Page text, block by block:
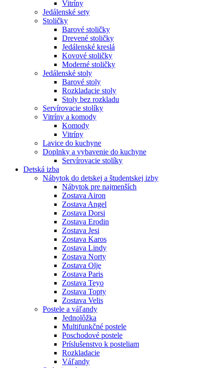
Vitríny
Jedálenské sety
Stoličky
Barové stoličky
Drevené stoličky
Jedálenské kreslá
Kovové stoličky
Moderné stoličky
Jedálenské stoly
Barové stoly
Rozkladacie stoly
Stoly bez rozkladu
Servírovacie stolíky
Vitríny a komody
Komody
Vitríny
Lavice do kuchyne
Doplnky a vybavenie do kuchyne
Servírovacie stolíky
Detská izba
Nábytok do detskej a študentskej izby
Nábytok pre najmenších
Zostava Airon
Zostava Angel
Zostava Dorsi
Zostava Erodin
Zostava Jesi
Zostava Karos
Zostava Lindy
Zostava Norty
Zostava Olje
Zostava Paris
Zostava Teyo
Zostava Topty
Zostava Velis
Postele a váľandy
Jednolôžka
Multifunkčné postele
Poschodové postele
Príslušenstvo k posteliam
Rozkladacie
Váľandy